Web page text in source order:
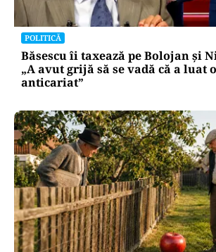
POLITICĂ
Băsescu îi taxează pe Bolojan și
„A avut grijă să se vadă că a luat
anticariat”